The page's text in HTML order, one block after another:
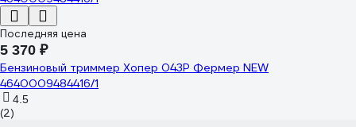
Последняя цена
5 370 ₽
Бензиновый триммер Хопер 043Р Фермер NEW
4640009484416/1
4.5
(2)